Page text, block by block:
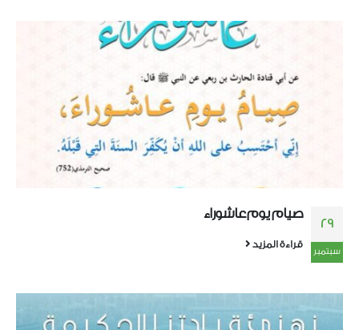
29
سبتمبر
صيام يوم عاشوراء
قراءة المزيد